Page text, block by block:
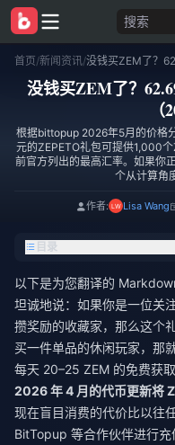
搜索
首页/新闻资讯/
没钱买ZEM了？
根据bittopup 2026年5月的价格
元的ZEPETO礼包可提供1,000
前官方列出的最高汇率。如果你
个从计算角
作者: Lisa Wang
目录
以下是为您翻译的
坦诚地说：如果你是一位关
攒奖励的收藏家，那么这个
买一件单品的休闲玩家，
每天 20–25 ZEM 的免费获
2026 年 4 月的代币更新将
现在盲目消费的代价比以往
BitTopup 等合作伙伴进行